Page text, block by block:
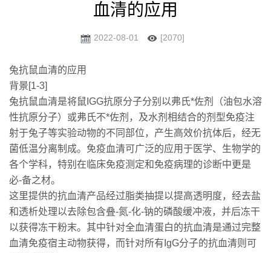
血清的应用
2022-08-01 [2070]
兔抗鼠血清的应用
背景[1-3]
兔抗鼠血清是将鼠IGG抗原分子分别以弗氏*佐剂（油包水溶
性抗原分子）或弗氏不*佐剂，及水剂相结合的剂型免疫注
射于兔子等实验动物的不同部位，产生高效价抗体后，经无
菌低温分离制成。免疫血清可广泛的应用于医学、生物学的
各个学科，特别在临床免疫测定和免疫病理的诊断中更是
必-备之材。
这里提供的抗血清产品经过脂类抽提以提高透明度，经去盐
和透析处理以去除包含叠-氮-化-钠的磷酸缓冲液，并后冻干
以获得冻干粉末。其中针对全血清蛋白的抗血清是通过完整
血清免疫宿主动物获得，而针对所有IgG分子的抗血清则可